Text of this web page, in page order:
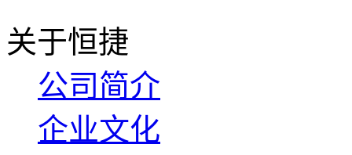
关于恒捷
公司简介
企业文化